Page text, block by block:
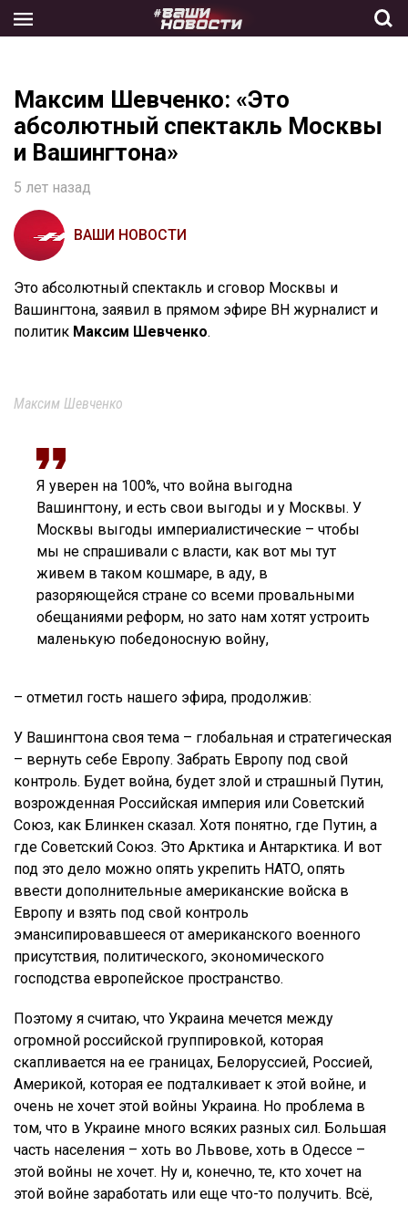
the
Максим Шевченко: «Это
абсолютный спектакль Москвы
и Вашингтона»
5 лет назад
ВАШИ НОВОСТИ
Это абсолютный спектакль и сговор Москвы и
Вашингтона, заявил в прямом эфире ВН журналист и
политик Максим Шевченко.
Максим Шевченко
Я уверен на 100%, что война выгодна
Вашингтону, и есть свои выгоды и у Москвы. У
Москвы выгоды империалистические – чтобы
мы не спрашивали с власти, как вот мы тут
живем в таком кошмаре, в аду, в
разоряющейся стране со всеми провальными
обещаниями реформ, но зато нам хотят устроить
маленькую победоносную войну,
– отметил гость нашего эфира, продолжив:
У Вашингтона своя тема – глобальная и стратегическая
– вернуть себе Европу. Забрать Европу под свой
контроль. Будет война, будет злой и страшный Путин,
возрожденная Российская империя или Советский
Союз, как Блинкен сказал. Хотя понятно, где Путин, а
где Советский Союз. Это Арктика и Антарктика. И вот
под это дело можно опять укрепить НАТО, опять
ввести дополнительные американские войска в
Европу и взять под свой контроль
эмансипировавшееся от американского военного
присутствия, политического, экономического
господства европейское пространство.
Поэтому я считаю, что Украина мечется между
огромной российской группировкой, которая
скапливается на ее границах, Белоруссией, Россией,
Америкой, которая ее подталкивает к этой войне, и
очень не хочет этой войны Украина. Но проблема в
том, что в Украине много всяких разных сил. Большая
часть населения – хоть во Львове, хоть в Одессе –
этой войны не хочет. Ну и, конечно, те, кто хочет на
этой войне заработать или еще что-то получить. Всё,